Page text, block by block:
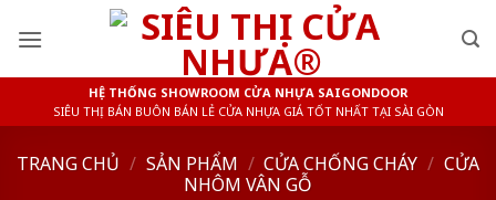
HỆ THỐNG SHOWROOM CỬA NHỰA SAIGONDOOR
SIÊU THỊ BÁN BUÔN BÁN LẺ CỬA NHỰA GIÁ TỐT NHẤT TẠI SÀI GÒN
TRANG CHỦ / SẢN PHẨM / CỬA CHỐNG CHÁY / CỬA
NHÔM VÂN GỖ